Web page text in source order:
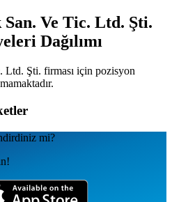
Ve Tic. Ltd. Şti.
Dağılımı
Ltd. Şti. firması için pozisyon
mi?